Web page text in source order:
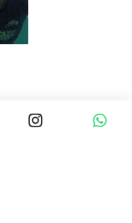
Las Palmas de Gran